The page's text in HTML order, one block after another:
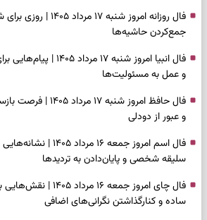
فال روزانه امروز
جمع‌کردن حاشیه‌ها
فال انبیا امروز شنبه ۱۷
و عمل به مسئولیت‌ها
فال حافظ امروز شنبه
و عبور از دودلی
فال اسم امروز جمعه ۱۶
سلیقه شخصی و پایان‌دادن به تردیدها
فال چای امروز جمعه ۱۶
ساده و کنارگذاشتن نگرانی‌های اضافی